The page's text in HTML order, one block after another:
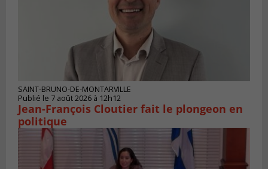
SAINT-BRUNO-DE-MONTARVILLE
Publié le 7 août 2026 à 12h12
Jean-François Cloutier fait le plongeon en
politique